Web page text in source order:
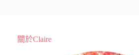
關於Claire